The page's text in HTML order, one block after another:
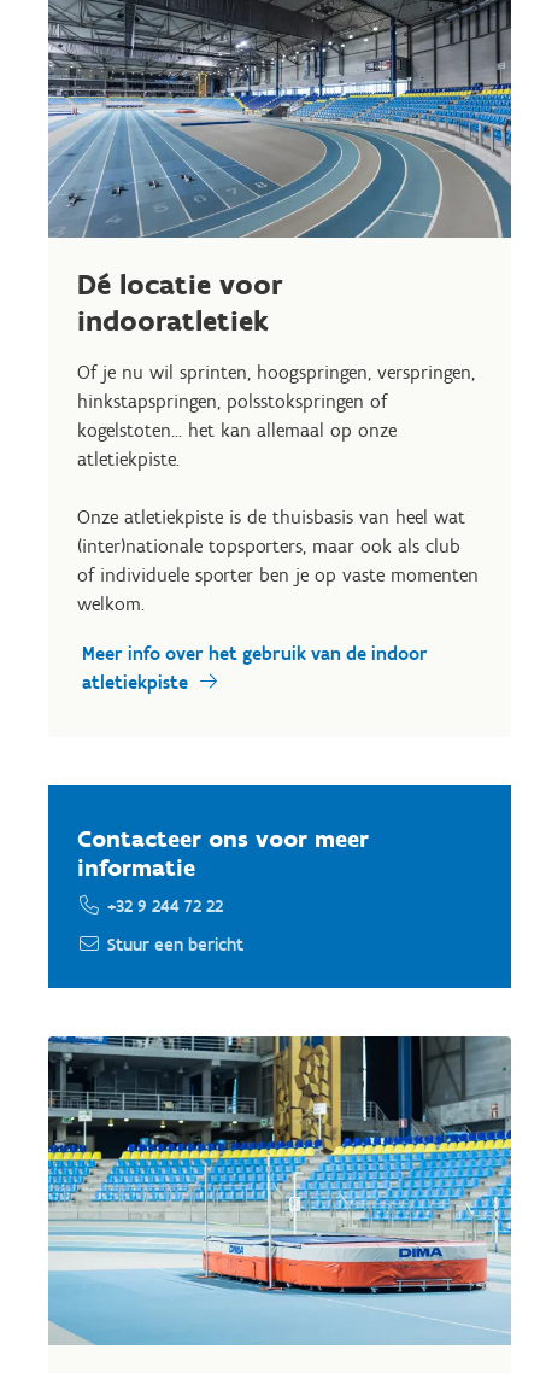
Dé locatie voor
indooratletiek
Of je nu wil sprinten, hoogspringen, verspringen,
hinkstapspringen, polsstokspringen of
kogelstoten... het kan allemaal op onze
atletiekpiste.
Onze atletiekpiste is de thuisbasis van heel wat
(inter)nationale topsporters, maar ook als club
of individuele sporter ben je op vaste momenten
welkom.
Meer info over het gebruik van de indoor
atletiekpiste
Contacteer ons voor meer
informatie
+32 9 244 72 22
Stuur een bericht